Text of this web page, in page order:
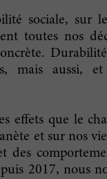
sociale, sur
toutes nos
mais aussi,
effets que le
et sur nos
des
2017, nous